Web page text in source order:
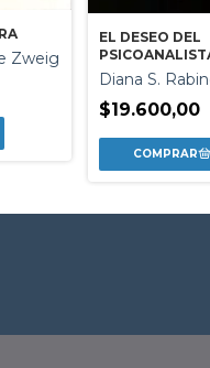
Zweig
EL DESEO DEL
Diana S.
$19.600,00